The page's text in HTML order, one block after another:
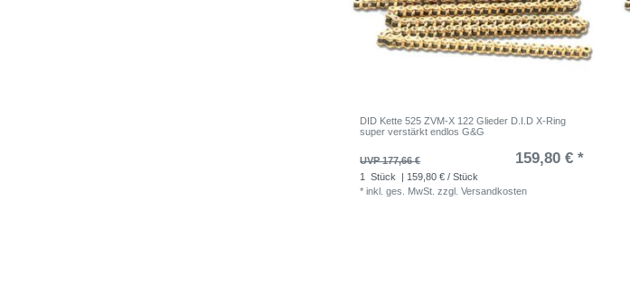
DID Kette 525 ZVM-X 122 Glieder D.I.D X-Ring
super verstärkt endlos G&G
UVP 177,66 € 159,80 € *
1 Stück
| 159,80 € / Stück
*inkl. ges. MwSt. zzgl.Versandkosten